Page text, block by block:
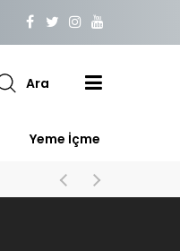
Ara
Yeme İçme